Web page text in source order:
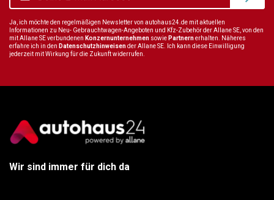
Ja, ich möchte den regelmäßigen Newsletter von autohaus24.de mit aktuellen
Informationen zu Neu- Gebrauchtwagen-Angeboten und Kfz-Zubehör der Allane SE, von den
mit Allane SE verbundenen Konzernunternehmen sowie Partnernerhalten. Näheres
erfahre ich in den Datenschutzhinweisender Allane SE. Ich kann diese Einwilligung
jederzeit mit Wirkung für die Zukunft widerrufen.
Wir sind immer für dich da